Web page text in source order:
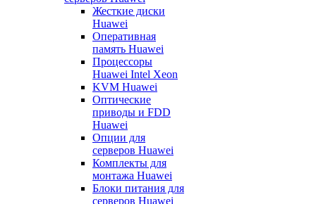
Жесткие диски
Huawei
Оперативная
память Huawei
Процессоры
Huawei Intel Xeon
KVM Huawei
Оптические
приводы и FDD
Huawei
Опции для
серверов Huawei
Комплекты для
монтажа Huawei
Блоки питания для
серверов Huawei